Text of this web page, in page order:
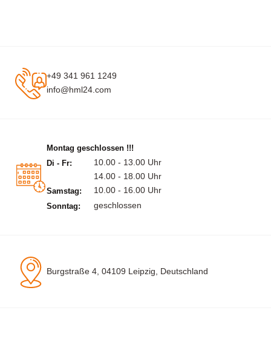
+49 341 961 1249
info@hml24.com
Montag geschlossen !!!
Di - Fr:
10.00 - 13.00 Uhr
14.00 - 18.00 Uhr
Samstag: 10.00 - 16.00 Uhr
Sonntag: geschlossen
Burgstraße 4, 04109 Leipzig, Deutschland